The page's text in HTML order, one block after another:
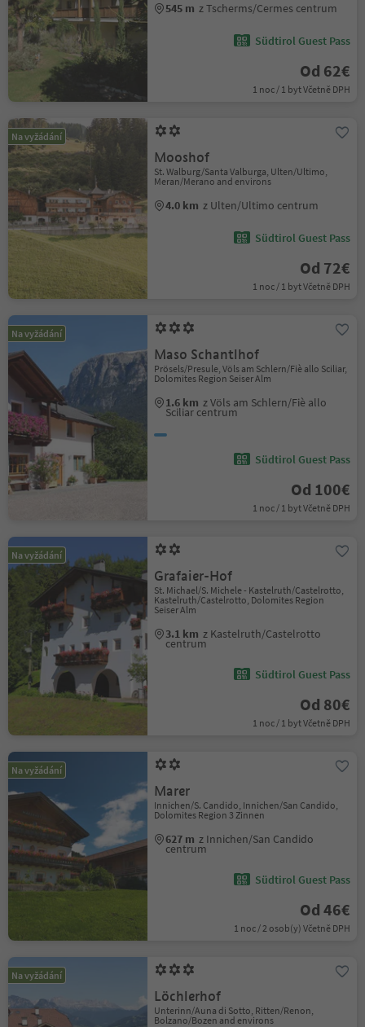
545 m z Tscherms/Cermes centrum
Südtirol Guest Pass
Od 62€
1 noc / 1 byt Včetně DPH
Na vyžádání
Mooshof
St. Walburg/Santa Valburga, Ulten/Ultimo,
Meran/Merano and environs
4.0 km z Ulten/Ultimo centrum
Südtirol Guest Pass
Od 72€
1 noc / 1 byt Včetně DPH
Na vyžádání
Maso Schantlhof
Prösels/Presule, Völs am Schlern/Fiè allo Sciliar,
Dolomites Region Seiser Alm
1.6 km z Völs am Schlern/Fiè allo
Sciliar centrum
Südtirol Guest Pass
Od 100€
1 noc / 1 byt Včetně DPH
Na vyžádání
Grafaier-Hof
St. Michael/S. Michele - Kastelruth/Castelrotto,
Kastelruth/Castelrotto, Dolomites Region
Seiser Alm
3.1 km z Kastelruth/Castelrotto
centrum
Südtirol Guest Pass
Od 80€
1 noc / 1 byt Včetně DPH
Na vyžádání
Marer
Innichen/S. Candido, Innichen/San Candido,
Dolomites Region 3 Zinnen
627 m z Innichen/San Candido
centrum
Südtirol Guest Pass
Od 46€
1 noc / 2 osob(y) Včetně DPH
Na vyžádání
Löchlerhof
Unterinn/Auna di Sotto, Ritten/Renon,
Bolzano/Bozen and environs